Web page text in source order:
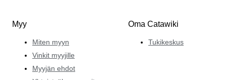
Myy
Miten myyn
Vinkit myyjille
Myyjän ehdot
Oma Catawiki
Tukikeskus